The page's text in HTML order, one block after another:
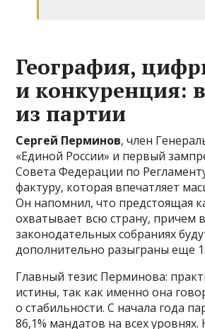
География,
и конкуренция:
из партии
Сергей Перминов, член
«Единой России» и первый
Совета Федерации по
фактуру, которая впечатляет
Он напомнил, что предстоящая
охватывает всю страну, причем
законодательных собраниях
дополнительно разыграны еще
Главный тезис Перминова:
истины, так как именно она
о стабильности. С начала года
86,1% мандатов на всех